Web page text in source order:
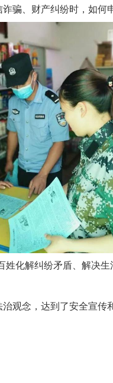
骗、财产纠纷时，如何
化解纠纷矛盾、解决
观念，达到了安全宣传